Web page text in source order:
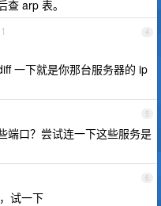
arp 表。
4
1
一下就是你那台服务器的 ip
5
端口？尝试连一下这些服务是
6
试一下